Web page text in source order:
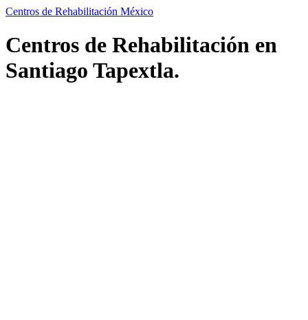
Centros de Rehabilitación México
Centros de Rehabilitación en
Santiago Tapextla.